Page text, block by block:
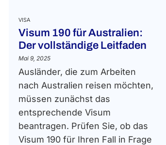
VISA
Visum 190 für Australien:
Der vollständige Leitfaden
Mai 9, 2025
Ausländer, die zum Arbeiten
nach Australien reisen möchten,
müssen zunächst das
entsprechende Visum
beantragen. Prüfen Sie, ob das
Visum 190 für Ihren Fall in Frage